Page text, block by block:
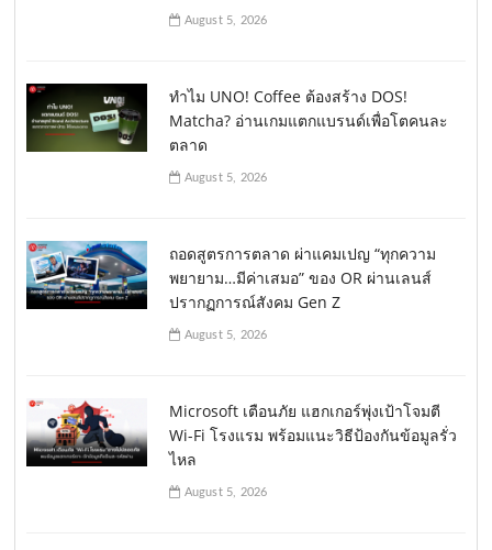
August 5, 2026
ทำไม UNO! Coffee ต้องสร้าง DOS!
Matcha? อ่านเกมแตกแบรนด์เพื่อโตคนละ
ตลาด
August 5, 2026
ถอดสูตรการตลาด ผ่าแคมเปญ “ทุกความ
พยายาม…มีค่าเสมอ” ของ OR ผ่านเลนส์
ปรากฏการณ์สังคม Gen Z
August 5, 2026
Microsoft เตือนภัย แฮกเกอร์พุ่งเป้าโจมตี
Wi-Fi โรงแรม พร้อมแนะวิธีป้องกันข้อมูลรั่ว
ไหล
August 5, 2026